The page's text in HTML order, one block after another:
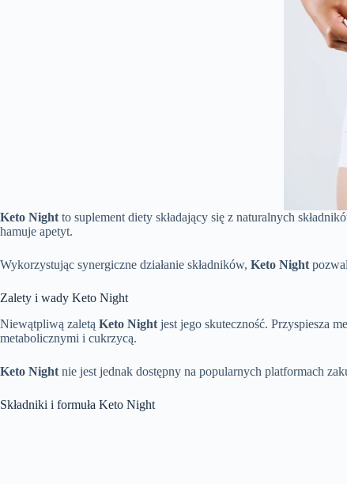
Keto Night to suplement diety składający się z naturalnych
hamuje apetyt.
Wykorzystując synergiczne działanie składników, Keto Night
Zalety i wady Keto Night
Niewątpliwą zaletą Keto Night jest jego skuteczność. Przyspiesza
metabolicznymi i cukrzycą.
Keto Night nie jest jednak dostępny na popularnych platformach
Składniki i formuła Keto Night